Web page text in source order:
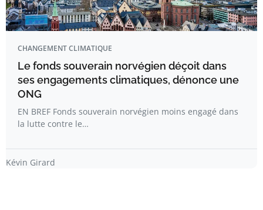
CHANGEMENT CLIMATIQUE
Le fonds souverain norvégien déçoit dans
ses engagements climatiques, dénonce une
ONG
EN BREF Fonds souverain norvégien moins engagé dans
la lutte contre le…
Kévin Girard